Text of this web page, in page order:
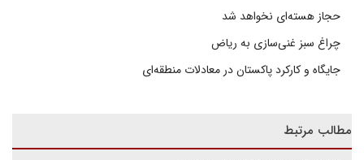
حجاز هسته‌ای نخواهد شد
چراغ سبز غنی‌سازی به ریاض
جایگاه و کارکرد پاکستان در معادلات منطقه‌ای
مطالب مرتبط